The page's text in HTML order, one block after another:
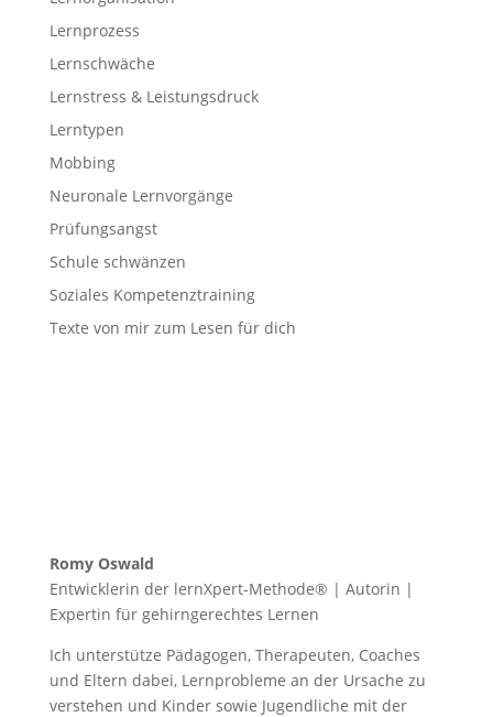
Lernprozess
Lernschwäche
Lernstress & Leistungsdruck
Lerntypen
Mobbing
Neuronale Lernvorgänge
Prüfungsangst
Schule schwänzen
Soziales Kompetenztraining
Texte von mir zum Lesen für dich
Romy Oswald
Entwicklerin der lernXpert-Methode® | Autorin |
Expertin für gehirngerechtes Lernen
Ich unterstütze Pädagogen, Therapeuten, Coaches
und Eltern dabei, Lernprobleme an der Ursache zu
verstehen und Kinder sowie Jugendliche mit der